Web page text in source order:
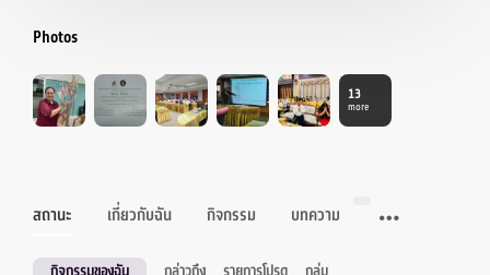
Photos
13
more
สถานะ เกี่ยวกับฉัน กิจกรรม บทความ